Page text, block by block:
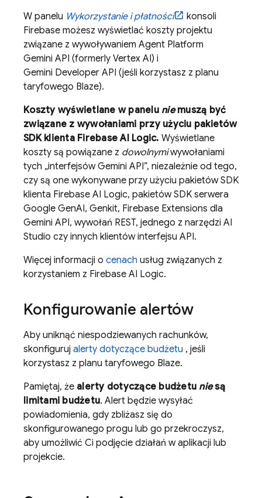
W panelu Wykorzystanie i płatności
konsoli
Firebase możesz wyświetlać koszty projektu
związane z wywoływaniem Agent Platform
Gemini API (formerly Vertex AI) i
Gemini Developer API (jeśli korzystasz z planu
taryfowego Blaze).
Koszty wyświetlane w panelu niemuszą być
związane z wywołaniami przy użyciu pakietów
SDK klienta Firebase AI Logic. Wyświetlane
koszty są powiązane z dowolnymiwywołaniami
tych „interfejsów Gemini API”, niezależnie od tego,
czy są one wykonywane przy użyciu pakietów SDK
klienta Firebase AI Logic, pakietów SDK serwera
Google GenAI, Genkit, Firebase Extensions dla
Gemini API, wywołań REST, jednego z narzędzi AI
Studio czy innych klientów interfejsu API.
Więcej informacji o cenach usług związanych z
korzystaniem z Firebase AI Logic.
Konfigurowanie alertów
Aby uniknąć niespodziewanych rachunków,
skonfiguruj alerty dotyczące budżetu , jeśli
korzystasz z planu taryfowego Blaze.
Pamiętaj, że alerty dotyczące budżetu niesą
limitami budżetu. Alert będzie wysyłać
powiadomienia, gdy zbliżasz się do
skonfigurowanego progu lub go przekroczysz,
aby umożliwić Ci podjęcie działań w aplikacji lub
projekcie.